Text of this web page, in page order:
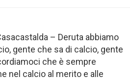
– Deruta abbiamo
gente che sa di calcio, gente
che è sempre
nel calcio al merito e alle